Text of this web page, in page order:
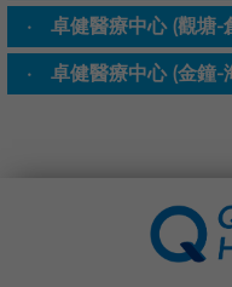
卓健醫療中心 (觀塘
卓健醫療中心 (金鐘-